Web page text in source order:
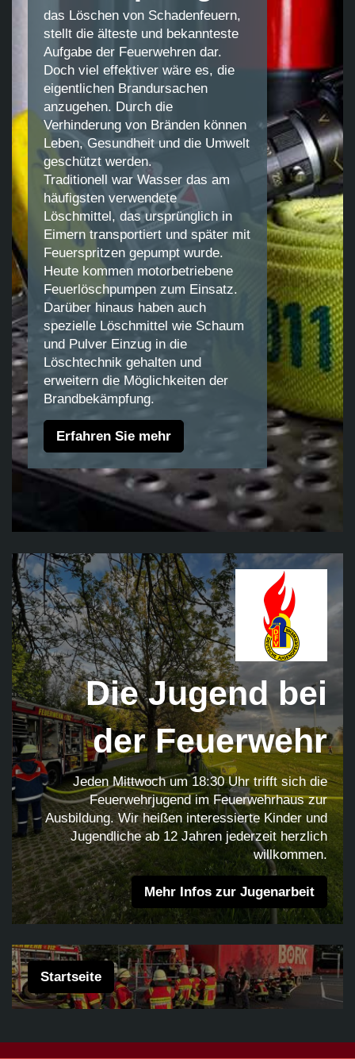
das Löschen von Schadenfeuern,
stellt die älteste und bekannteste
Aufgabe der Feuerwehren dar.
Doch viel effektiver wäre es, die
eigentlichen Brandursachen
anzugehen. Durch die
Verhinderung von Bränden können
Leben, Gesundheit und die Umwelt
geschützt werden.
Traditionell war Wasser das am
häufigsten verwendete
Löschmittel, das ursprünglich in
Eimern transportiert und später mit
Feuerspritzen gepumpt wurde.
Heute kommen motorbetriebene
Feuerlöschpumpen zum Einsatz.
Darüber hinaus haben auch
spezielle Löschmittel wie Schaum
und Pulver Einzug in die
Löschtechnik gehalten und
erweitern die Möglichkeiten der
Brandbekämpfung.
Erfahren Sie mehr
Die Jugend bei
der Feuerwehr
Jeden Mittwoch um 18:30 Uhr trifft sich die
Feuerwehrjugend im Feuerwehrhaus zur
Ausbildung. Wir heißen interessierte Kinder und
Jugendliche ab 12 Jahren jederzeit herzlich
willkommen.
Mehr Infos zur Jugenarbeit
Startseite